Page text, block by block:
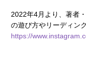
2022年4月より、著者
の遊び方やリーディン
https://